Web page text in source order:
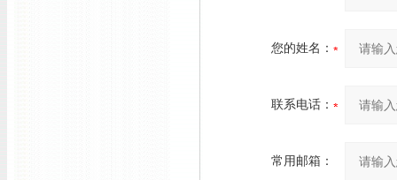
您的姓名：
联系电话：
常用邮箱：